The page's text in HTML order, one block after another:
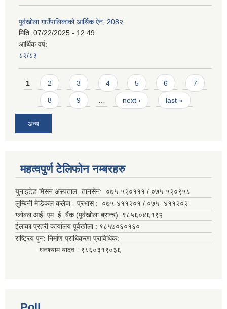
पूर्वखोला गाउँपालिकाको आर्थिक ऐन, 208२
मिति: 07/22/2025 - 12:49
आर्थिक वर्ष:
८२/८३
Pages
1 2 3 4 5 6 7
8 9 next › last »
अन्य
महत्वपुर्ण टेलिफोन नम्बरहरु
युनाइटेड मिसन अस्पताल -तानसेन: ०७५-५२०१११ / ०७५-५२०९५८
लुम्बिनी मेडिकल कलेज - प्रभास : ०७५-४११२०१ / ०७५- ४११२०२
ग्लोबल आई. एम. ई. बैंक (पूर्वखोला ब्रान्च) :९८५६०४६१९२
ईलाका प्रहरी कार्यालय पूर्वखोला : ९८५७०६०१६०
राष्ट्रिय पुन: निर्माण प्राधिकरण प्राविधिक:
घनश्याम यादव :९८६०३१९०३६